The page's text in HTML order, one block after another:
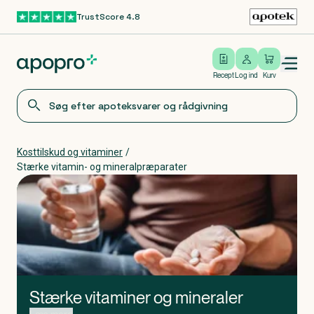
Gå til hovedindholdTrustScore 4.8
Recept
Log ind
Log ind Kurv
Open/close menu
Kosttilskud og vitaminer /
Stærke vitamin- og mineralpræparater
Stærke vitaminer og mineraler